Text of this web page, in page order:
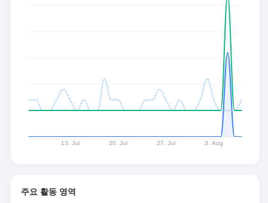
주요 활동 영역